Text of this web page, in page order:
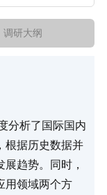
调研大纲
分析了国际国内
根据历史数据并
趋势。同时，
用领域两个方